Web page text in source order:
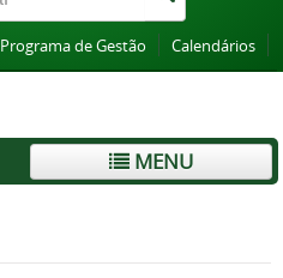
Programa de Gestão Calendários
MENU